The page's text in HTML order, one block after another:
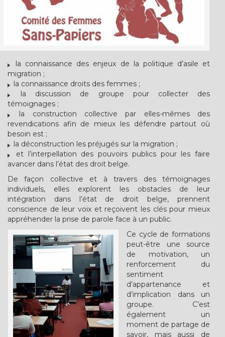
la connaissance des enjeux de la politique d’asile et
migration ;
la connaissance droits des femmes ;
la discussion de groupe pour collecter des
témoignages ;
la construction collective par elles-mêmes des
revendications afin de mieux les défendre partout où
besoin est ;
la déconstruction les préjugés sur la migration ;
et l’interpellation des pouvoirs publics pour les faire
avancer dans l’état des droit belge.
De façon collective et à travers des témoignages
individuels, elles explorent les obstacles de leur
intégration dans l’état de droit belge, prennent
conscience de leur voix et reçoivent les clés pour mieux
appréhender la prise de parole face à un public.
Ce cycle de formations
peut-être une source
de motivation, un
renforcement du
sentiment
d’appartenance et
d’implication dans un
groupe. C’est
également un
moment de partage de
savoir, mais aussi de